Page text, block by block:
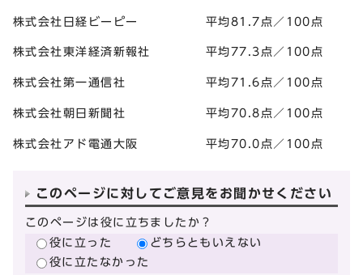
株式会社日経ビーピー 平均81.7点／100点
株式会社東洋経済新報社 平均77.3点／100点
株式会社第一通信社 平均71.6点／100点
株式会社朝日新聞社 平均70.8点／100点
株式会社アド電通大阪 平均70.0点／100点
このページに対してご意見をお聞かせください
このページは役に立ちましたか？
役に立った
どちらともいえない
役に立たなかった